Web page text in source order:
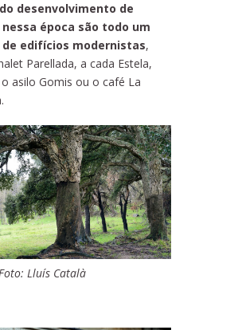
desenvolvimento de
época são todo um
edifícios modernistas,
Parellada, a cada Estela,
o asilo Gomis ou o café La
Lluís Català